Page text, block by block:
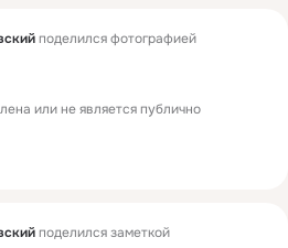
поделился фотографией
или не является публично
поделился заметкой